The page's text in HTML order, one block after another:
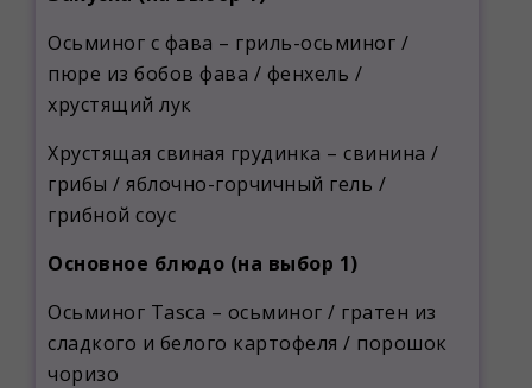
Осьминог с фава – гриль-осьминог /
пюре из бобов фава / фенхель /
хрустящий лук
Хрустящая свиная грудинка – свинина /
грибы / яблочно-горчичный гель /
грибной соус
Основное блюдо (на выбор 1)
Осьминог Tasca – осьминог / гратен из
сладкого и белого картофеля / порошок
чоризо